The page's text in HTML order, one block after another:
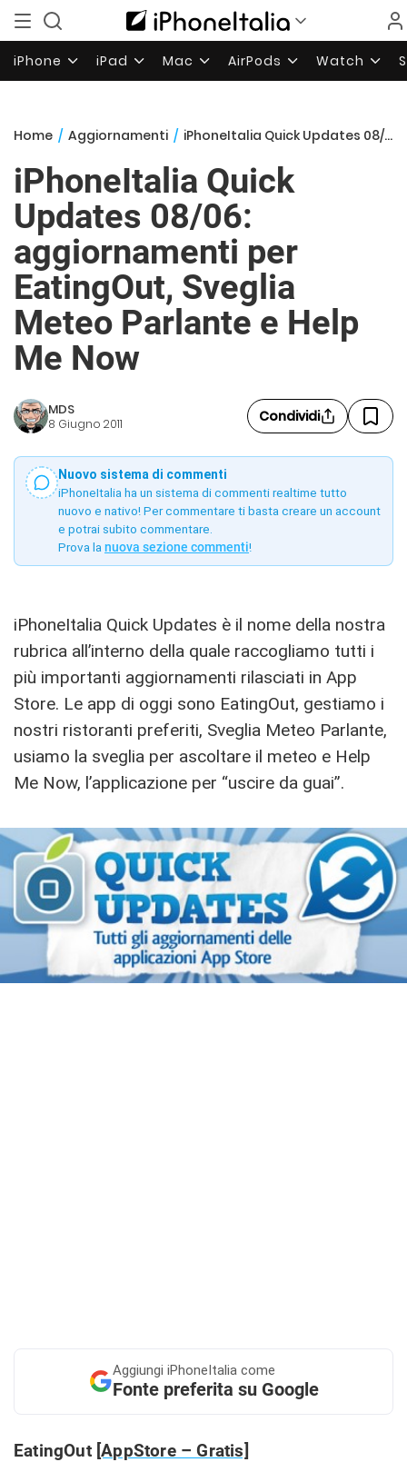
iPhone iPad Mac AirPods Watch
Home / Aggiornamenti / iPhoneItalia Quick Updates 08/06: aggiornamenti per EatingOut, Sveglia Meteo Parlante e Help Me Now
iPhoneItalia Quick
Updates 08/06:
aggiornamenti per
EatingOut, Sveglia
Meteo Parlante e Help
Me Now
MDS
8 Giugno 2011 Condividi
Nuovo sistema di commenti
iPhoneItalia ha un sistema di commenti realtime tutto
nuovo e nativo! Per commentare ti basta creare un account
e potrai subito commentare.
Prova la nuova sezione commenti!
iPhoneItalia Quick Updates è il nome della nostra
rubrica all’interno della quale raccogliamo tutti i
più importanti aggiornamenti rilasciati in App
Store. Le app di oggi sono EatingOut, gestiamo i
nostri ristoranti preferiti, Sveglia Meteo Parlante,
usiamo la sveglia per ascoltare il meteo e Help
Me Now, l’applicazione per “uscire da guai”.
Aggiungi iPhoneItalia come
Fonte preferita su Google
EatingOut [AppStore – Gratis]